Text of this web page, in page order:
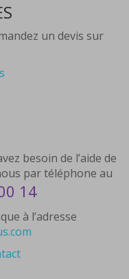
un devis sur
besoin de l’aide de
par téléphone au
14
à l’adresse